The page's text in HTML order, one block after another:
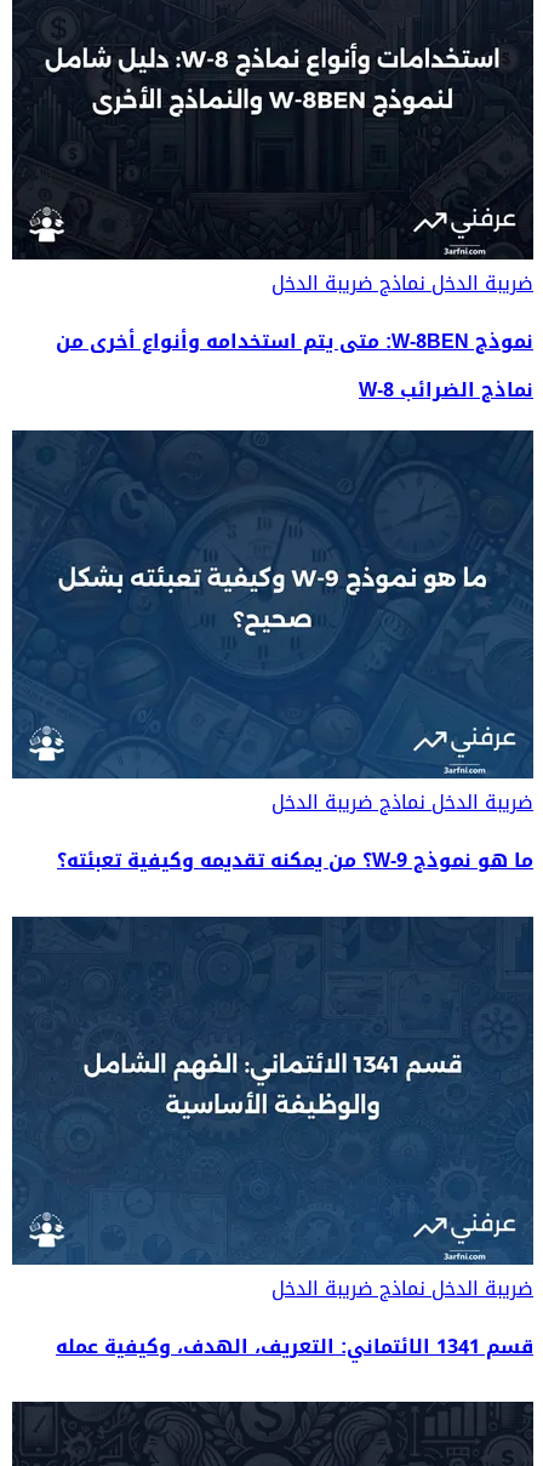
ضريبة الدخلنماذج ضريبة الدخل
نموذج W-8BEN: متى يتم استخدامه وأنواع أخرى من
نماذج الضرائب W-8
ضريبة الدخلنماذج ضريبة الدخل
ما هو نموذج W-9؟ من يمكنه تقديمه وكيفية تعبئته؟
ضريبة الدخلنماذج ضريبة الدخل
قسم 1341 الائتماني: التعريف، الهدف، وكيفية عمله